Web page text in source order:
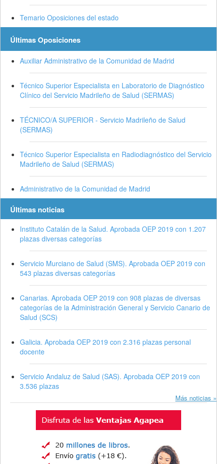
Temario Oposiciones del estado
Últimas Oposiciones
Auxiliar Administrativo de la Comunidad de Madrid
Técnico Superior Especialista en Laboratorio de Diagnóstico
Clínico del Servicio Madrileño de Salud (SERMAS)
TÉCNICO/A SUPERIOR - Servicio Madrileño de Salud
(SERMAS)
Técnico Superior Especialista en Radiodiagnóstico del Servicio
Madrileño de Salud (SERMAS)
Administrativo de la Comunidad de Madrid
Últimas noticias
Instituto Catalán de la Salud. Aprobada OEP 2019 con 1.207
plazas diversas categorías
Servicio Murciano de Salud (SMS). Aprobada OEP 2019 con
543 plazas diversas categorías
Canarias. Aprobada OEP 2019 con 908 plazas de diversas
categorías de la Administración General y Servicio Canario de
Salud (SCS)
Galicia. Aprobada OEP 2019 con 2.316 plazas personal
docente
Servicio Andaluz de Salud (SAS). Aprobada OEP 2019 con
3.536 plazas
Más noticias